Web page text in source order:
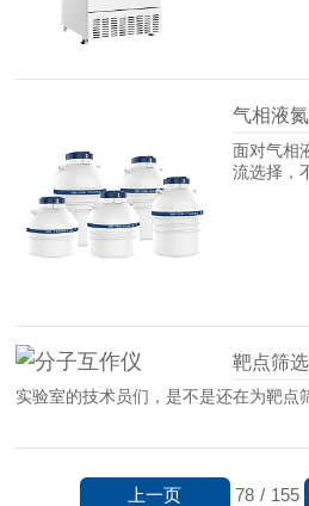
面对气相
流选择，
实验室的技术员们，是不是还在为靶点
78 / 155
上一页